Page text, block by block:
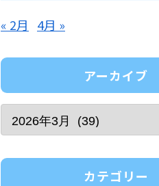
« 2月 4月 »
アーカイブ
カテゴリー